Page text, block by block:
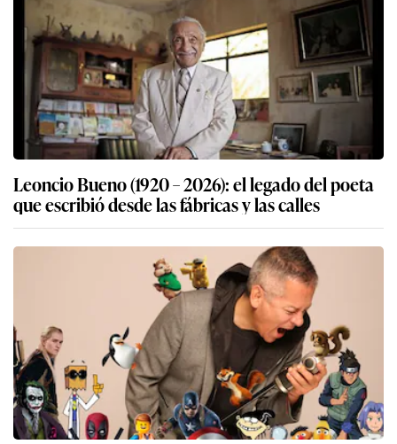
Leoncio Bueno (1920 – 2026): el legado del poeta
que escribió desde las fábricas y las calles